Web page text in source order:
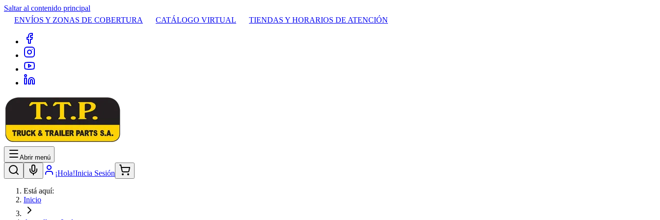
Saltar al contenido principal
ENVÍOS Y ZONAS DE COBERTURA
CATÁLOGO VIRTUAL TIENDAS Y HORARIOS DE ATENCIÓN
Abrir menú
¡Hola!Inicia Sesión
Está aquí:
Inicio